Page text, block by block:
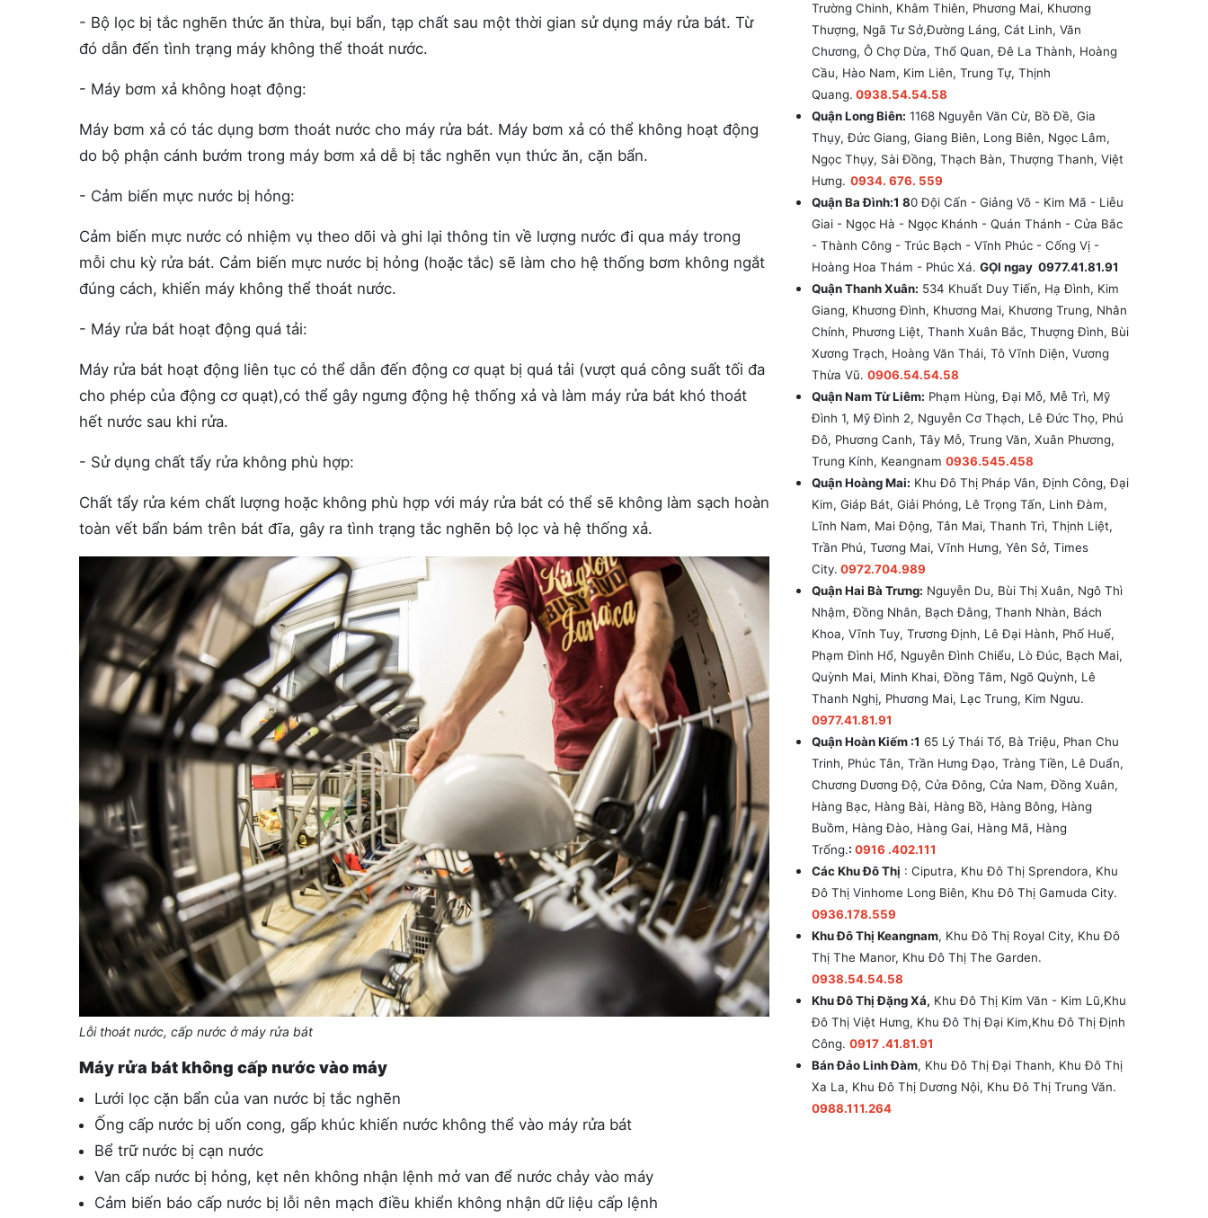
- Bộ lọc bị tắc nghẽn thức ăn thừa, bụi bẩn, tạp chất sau một thời gian sử dụng máy rửa bát. Từ
đó dẫn đến tình trạng máy không thể thoát nước.
- Máy bơm xả không hoạt động:
Máy bơm xả có tác dụng bơm thoát nước cho máy rửa bát. Máy bơm xả có thể không hoạt động
do bộ phận cánh bướm trong máy bơm xả dễ bị tắc nghẽn vụn thức ăn, cặn bẩn.
- Cảm biến mực nước bị hỏng:
Cảm biến mực nước có nhiệm vụ theo dõi và ghi lại thông tin về lượng nước đi qua máy trong
mỗi chu kỳ rửa bát. Cảm biến mực nước bị hỏng (hoặc tắc) sẽ làm cho hệ thống bơm không ngắt
đúng cách, khiến máy không thể thoát nước.
- Máy rửa bát hoạt động quá tải:
Máy rửa bát hoạt động liên tục có thể dẫn đến động cơ quạt bị quá tải (vượt quá công suất tối đa
cho phép của động cơ quạt),có thể gây ngưng động hệ thống xả và làm máy rửa bát khó thoát
hết nước sau khi rửa.
- Sử dụng chất tẩy rửa không phù hợp:
Chất tẩy rửa kém chất lượng hoặc không phù hợp với máy rửa bát có thể sẽ không làm sạch hoàn
toàn vết bẩn bám trên bát đĩa, gây ra tình trạng tắc nghẽn bộ lọc và hệ thống xả.
Lỗi thoát nước, cấp nước ở máy rửa bát
Máy rửa bát không cấp nước vào máy
Lưới lọc cặn bẩn của van nước bị tắc nghẽn
Ống cấp nước bị uốn cong, gấp khúc khiến nước không thể vào máy rửa bát
Bể trữ nước bị cạn nước
Van cấp nước bị hỏng, kẹt nên không nhận lệnh mở van để nước chảy vào máy
Cảm biến báo cấp nước bị lỗi nên mạch điều khiển không nhận dữ liệu cấp lệnh
Trường Chinh, Khâm Thiên, Phương Mai, Khương
Thượng, Ngã Tư Sở,Đường Láng, Cát Linh, Văn
Chương, Ô Chợ Dừa, Thổ Quan, Đê La Thành, Hoàng
Cầu, Hào Nam, Kim Liên, Trung Tự, Thịnh
Quang. 0938.54.54.58
Quận Long Biên: 1168 Nguyễn Văn Cừ, Bồ Đề, Gia
Thụy, Đức Giang, Giang Biên, Long Biên, Ngọc Lâm,
Ngọc Thụy, Sài Đồng, Thạch Bàn, Thượng Thanh, Việt
Hưng. 0934. 676. 559
Quận Ba Đình:1 80 Đội Cấn - Giảng Võ - Kim Mã - Liễu
Giai - Ngọc Hà - Ngọc Khánh - Quán Thánh - Cửa Bắc
- Thành Công - Trúc Bạch - Vĩnh Phúc - Cống Vị -
Hoàng Hoa Thám - Phúc Xá. GỌI ngay 0977.41.81.91
Quận Thanh Xuân: 534 Khuất Duy Tiến, Hạ Đình, Kim
Giang, Khương Đình, Khương Mai, Khương Trung, Nhân
Chính, Phương Liệt, Thanh Xuân Bắc, Thượng Đình, Bùi
Xương Trạch, Hoàng Văn Thái, Tô Vĩnh Diện, Vương
Thừa Vũ. 0906.54.54.58
Quận Nam Từ Liêm: Phạm Hùng, Đại Mỗ, Mễ Trì, Mỹ
Đình 1, Mỹ Đình 2, Nguyễn Cơ Thạch, Lê Đức Thọ, Phú
Đô, Phương Canh, Tây Mỗ, Trung Văn, Xuân Phương,
Trung Kính, Keangnam 0936.545.458
Quận Hoàng Mai: Khu Đô Thị Pháp Vân, Định Công, Đại
Kim, Giáp Bát, Giải Phóng, Lê Trọng Tấn, Linh Đàm,
Lĩnh Nam, Mai Động, Tân Mai, Thanh Trì, Thịnh Liệt,
Trần Phú, Tương Mai, Vĩnh Hưng, Yên Sở, Times
City. 0972.704.989
Quận Hai Bà Trưng: Nguyễn Du, Bùi Thị Xuân, Ngô Thì
Nhậm, Đồng Nhân, Bạch Đằng, Thanh Nhàn, Bách
Khoa, Vĩnh Tuy, Trương Định, Lê Đại Hành, Phố Huế,
Phạm Đình Hổ, Nguyễn Đình Chiểu, Lò Đúc, Bạch Mai,
Quỳnh Mai, Minh Khai, Đồng Tâm, Ngõ Quỳnh, Lê
Thanh Nghị, Phương Mai, Lạc Trung, Kim Ngưu.
0977.41.81.91
Quận Hoàn Kiếm :1 65 Lý Thái Tổ, Bà Triệu, Phan Chu
Trinh, Phúc Tân, Trần Hưng Đạo, Tràng Tiền, Lê Duẩn,
Chương Dương Độ, Cửa Đông, Cửa Nam, Đồng Xuân,
Hàng Bạc, Hàng Bài, Hàng Bồ, Hàng Bông, Hàng
Buồm, Hàng Đào, Hàng Gai, Hàng Mã, Hàng
Trống.: 0916 .402.111
Các Khu Đô Thị : Ciputra, Khu Đô Thị Sprendora, Khu
Đô Thị Vinhome Long Biên, Khu Đô Thị Gamuda City.
0936.178.559
Khu Đô Thị Keangnam, Khu Đô Thị Royal City, Khu Đô
Thị The Manor, Khu Đô Thị The Garden.
0938.54.54.58
Khu Đô Thị Đặng Xá, Khu Đô Thị Kim Văn - Kim Lũ,Khu
Đô Thị Việt Hưng, Khu Đô Thị Đại Kim,Khu Đô Thị Định
Công. 0917 .41.81.91
Bán Đảo Linh Đàm, Khu Đô Thị Đại Thanh, Khu Đô Thị
Xa La, Khu Đô Thị Dương Nội, Khu Đô Thị Trung Văn.
0988.111.264